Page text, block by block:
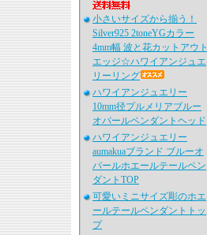
小さいサイズから揃う！
Silver925 2toneYGカラー
4mm幅 波と花カットアウト
エッジ☆ハワイアンジュエ
リーリング
ハワイアンジュエリー
10mm径プルメリアブルー
オパールペンダントヘッド
ハワイアンジュエリー
aumakuaブランド ブルーオ
パールホエールテールペン
ダントTOP
可愛いミニサイズ彫のホエ
ールテールペンダントトッ
プ